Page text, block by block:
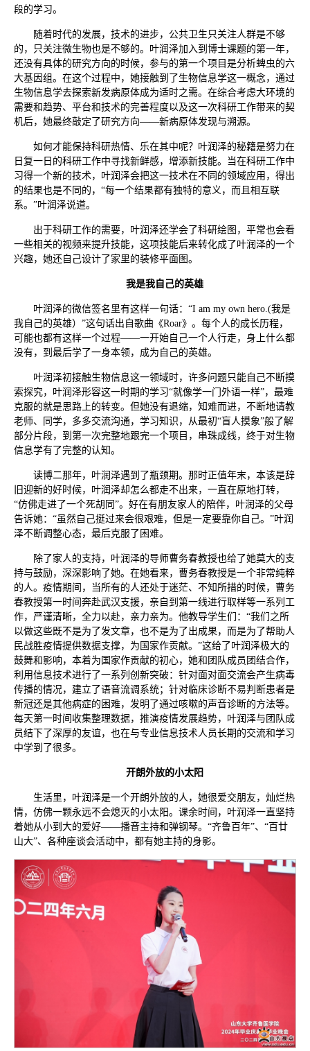
段的学习。
随着时代的发展，技术的进步，公共卫生只关注人群是不够
的，只关注微生物也是不够的。叶润泽加入到博士课题的第一年，
还没有具体的研究方向的时候，参与的第一个项目是分析蜱虫的六
大基因组。在这个过程中，她接触到了生物信息学这一概念，通过
生物信息学去探索新发病原体成为适时之需。在综合考虑大环境的
需要和趋势、平台和技术的完善程度以及这一次科研工作带来的契
机后，她最终敲定了研究方向——新病原体发现与溯源。
如何才能保持科研热情、乐在其中呢？叶润泽的秘籍是努力在
日复一日的科研工作中寻找新鲜感，增添新技能。当在科研工作中
习得一个新的技术，叶润泽会把这一技术在不同的领域应用，得出
的结果也是不同的，“每一个结果都有独特的意义，而且相互联
系。”叶润泽说道。
出于科研工作的需要，叶润泽还学会了科研绘图，平常也会看
一些相关的视频来提升技能，这项技能后来转化成了叶润泽的一个
兴趣，她还自己设计了家里的装修平面图。
我是我自己的英雄
叶润泽的微信签名里有这样一句话：“I am my own hero.(我是
我自己的英雄）”这句话出自歌曲《Roar》。每个人的成长历程，
可能也都有这样一个过程——一开始自己一个人行走，身上什么都
没有，到最后学了一身本领，成为自己的英雄。
叶润泽初接触生物信息这一领域时，许多问题只能自己不断摸
索探究，叶润泽形容这一时期的学习“就像学一门外语一样”，最难
克服的就是思路上的转变。但她没有退缩，知难而进，不断地请教
老师、同学，多多交流沟通，学习知识，从最初“盲人摸象”般了解
部分片段，到第一次完整地跟完一个项目，串珠成线，终于对生物
信息学有了完整的认知。
读博二那年，叶润泽遇到了瓶颈期。那时正值年末，本该是辞
旧迎新的好时候，叶润泽却怎么都走不出来，一直在原地打转，
“仿佛走进了一个死胡同”。好在有朋友家人的陪伴，叶润泽的父母
告诉她：“虽然自己挺过来会很艰难，但是一定要靠你自己。”叶润
泽不断调整心态，最后克服了困难。
除了家人的支持，叶润泽的导师曹务春教授也给了她莫大的支
持与鼓励，深深影响了她。在她看来，曹务春教授是一个非常纯粹
的人。疫情期间，当所有的人还处于迷茫、不知所措的时候，曹务
春教授第一时间奔赴武汉支援，亲自到第一线进行取样等一系列工
作，严谨清晰，全力以赴，亲力亲为。他教导学生们：“我们之所
以做这些既不是为了发文章，也不是为了出成果，而是为了帮助人
民战胜疫情提供数据支撑，为国家作贡献。”这给了叶润泽极大的
鼓舞和影响，本着为国家作贡献的初心，她和团队成员团结合作，
利用信息技术进行了一系列创新突破：针对面对面交流会产生病毒
传播的情况，建立了语音流调系统；针对临床诊断不易判断患者是
新冠还是其他病症的困难，发明了通过咳嗽的声音诊断的方法等。
每天第一时间收集整理数据，推演疫情发展趋势，叶润泽与团队成
员结下了深厚的友谊，也在与专业信息技术人员长期的交流和学习
中学到了很多。
开朗外放的小太阳
生活里，叶润泽是一个开朗外放的人，她很爱交朋友，灿烂热
情，仿佛一颗永远不会熄灭的小太阳。课余时间，叶润泽一直坚持
着她从小到大的爱好——播音主持和弹钢琴。“齐鲁百年”、“百廿
山大”、各种座谈会活动中，都有她主持的身影。